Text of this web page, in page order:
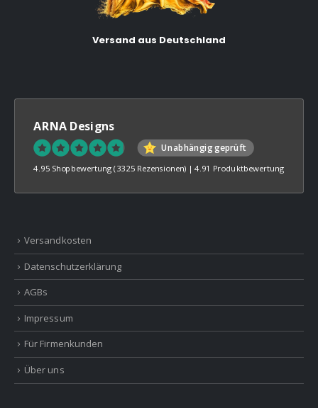
Versand aus Deutschland
ARNA Designs
Unabhängig geprüft
4.95 Shopbewertung (3325 Rezensionen) |4.91 Produktbewertung
Versandkosten
Datenschutzerklärung
AGBs
Impressum
Für Firmenkunden
Über uns